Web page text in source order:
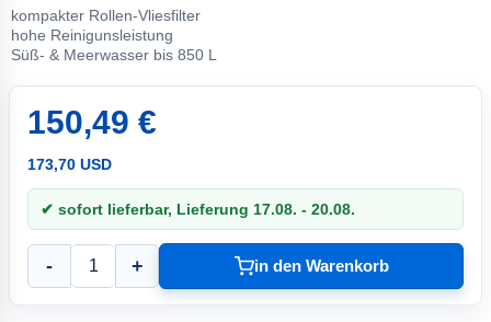
kompakter Rollen-Vliesfilter
hohe Reinigunsleistung
Süß- & Meerwasser bis 850 L
150,49 €
173,70 USD
✔ sofort lieferbar, Lieferung 17.08. - 20.08.
- + in den Warenkorb